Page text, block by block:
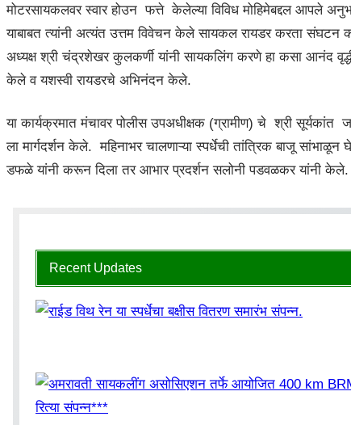
मोटरसायकलवर स्वार होउन फत्ते केलेल्या विविध मोहिमेबद्दल आपले
याबाबत त्यांनी अत्यंत उत्तम विवेचन केले सायकल रायडर करता संघटन
अध्यक्ष श्री चंद्रशेखर कुलकर्णी यांनी सायकलिंग करणे हा कसा आनंद
केले व यशस्वी रायडरचे अभिनंदन केले.
या कार्यक्रमात मंचावर पोलीस उपअधीक्षक (ग्रामीण) चे श्री सूर्यकांत
ला मार्गदर्शन केले. महिनाभर चालणाऱ्या स्पर्धेची तांत्रिक बाजू
डफळे यांनी करून दिला तर आभार प्रदर्शन सलोनी पडवळकर यांनी
Recent Updates